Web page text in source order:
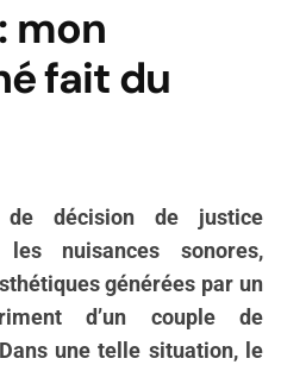
mon
fait du
décision de justice
les nuisances sonores,
générées par un
d’un couple de
une telle situation, le